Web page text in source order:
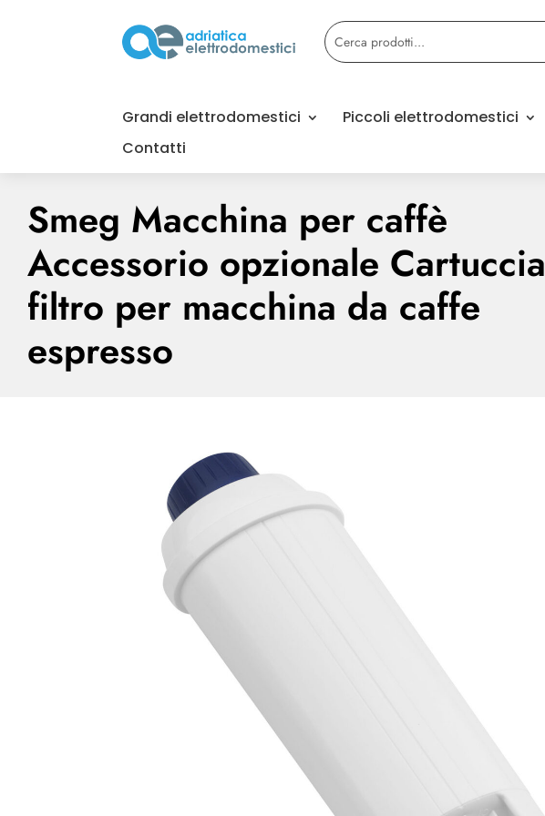
Grandi elettrodomestici Piccoli elettrodomestici
Contatti
Smeg Macchina per caffè
Accessorio opzionale Cartuccia
filtro per macchina da caffe
espresso